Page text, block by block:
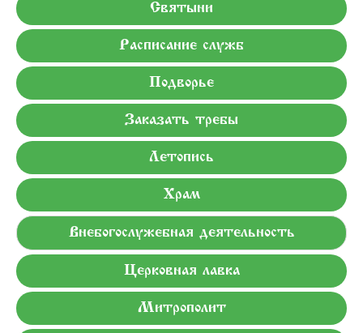
Святыни
Расписание служб
Подворье
Заказать требы
Летопись
Храм
Внебогослужебная деятельность
Церковная лавка
Митрополит